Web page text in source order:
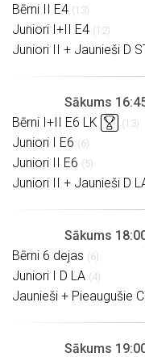
Bērni II E4 (13)
Juniori I+II E4 (12)
Juniori II + Jaunieši D
Sākums
Bērni I+II E6 LK
(13)
Juniori I E6 (6)
Juniori II E6 (5)
Juniori II + Jaunieši D
Sākums
Bērni 6 dejas (6)
Juniori I D LA (4)
Jaunieši + Pieaugušie
Sākums